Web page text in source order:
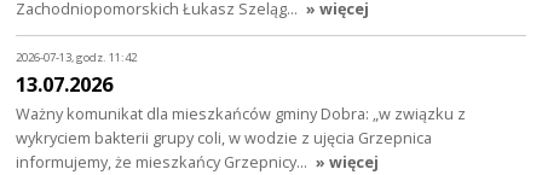
Zachodniopomorskich Łukasz Szeląg… » więcej
2026-07-13, godz. 11:42
13.07.2026
Ważny komunikat dla mieszkańców gminy Dobra: „w związku z
wykryciem bakterii grupy coli, w wodzie z ujęcia Grzepnica
informujemy, że mieszkańcy Grzepnicy… » więcej